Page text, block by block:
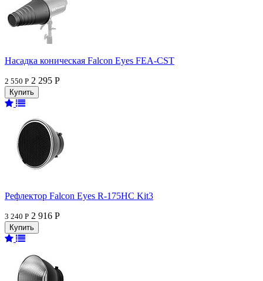
Насадка коническая Falcon Eyes FEA-CST
2 550 Р 2 295 Р
Рефлектор Falcon Eyes R-175HC Kit3
3 240 Р 2 916 Р